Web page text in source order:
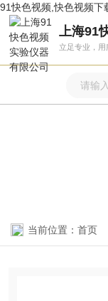
91快色视频,快色视频下
上海91
立足专业，
当前位置： 首页